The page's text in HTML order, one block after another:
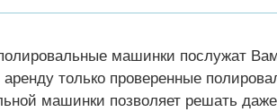
машинки послужат
только проверенные
машинки позволяет решать